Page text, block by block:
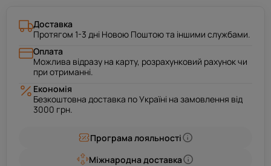
Доставка
Протягом 1-3 дні Новою Поштою та іншими службами.
Оплата
Можлива відразу на карту, розрахунковий рахунок чи
при отриманні.
Економія
Безкоштовна доставка по Україні на замовлення від
3000 грн.
Програма лояльності
Міжнародна доставка